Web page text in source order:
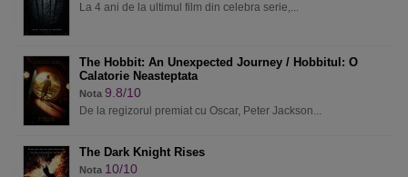
La 4 ani de la ultimul film din celebra serie,...
The Hobbit: An Unexpected Journey / Hobbitul: O
Calatorie Neasteptata
Nota 9.8/10
De la regizorul premiat cu Oscar, Peter Jackson...
The Dark Knight Rises
Nota 10/10